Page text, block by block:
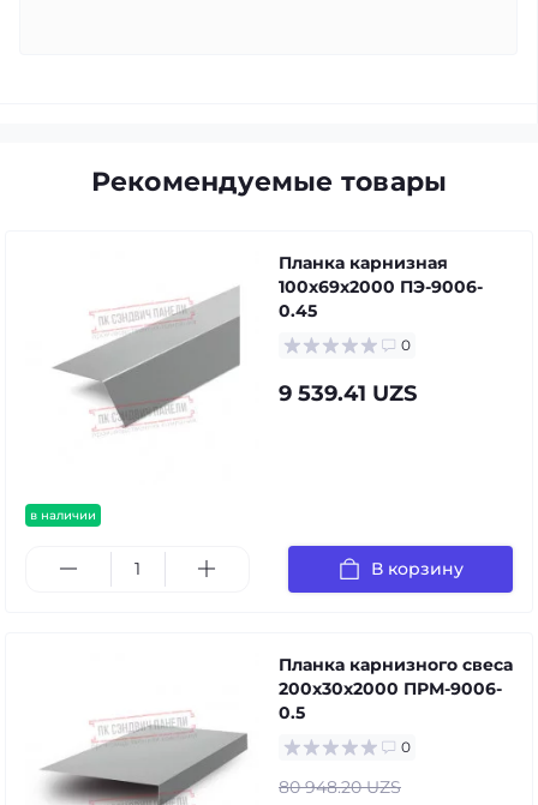
Рекомендуемые товары
в наличии
Планка карнизная
100х69х2000 ПЭ-9006-
0.45
0
9 539.41 UZS
В корзину
Планка карнизного свеса
200х30х2000 ПРМ-9006-
0.5
0
80 948.20 UZS